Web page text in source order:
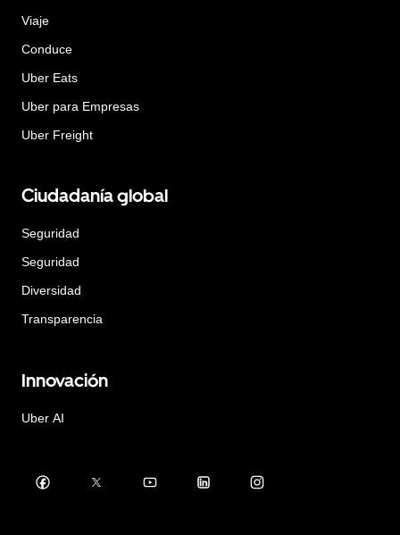
Viaje
Conduce
Uber Eats
Uber para Empresas
Uber Freight
Ciudadanía global
Seguridad
Seguridad
Diversidad
Transparencia
Innovación
Uber AI